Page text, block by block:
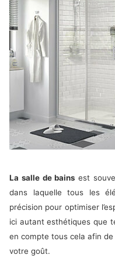
La salle de bains est
dans laquelle tous les
précision pour optimiser
ici autant esthétiques que
en compte tous cela afin
votre goût.